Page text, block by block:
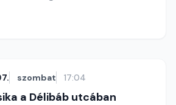
szombat 17:04
a Délibáb utcában